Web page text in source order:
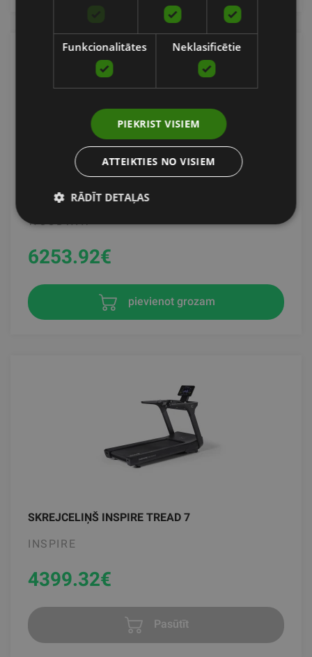
CURVE LTG
WOODWAY
6253.92€
pievienot grozam
SKREJCELIŅŠ INSPIRE TREAD 7
INSPIRE
4399.32€
Pasūtīt
Funkcionalitātes Neklasificētie
PIEKRIST VISIEM
ATTEIKTIES NO VISIEM
RĀDĪT DETAĻAS